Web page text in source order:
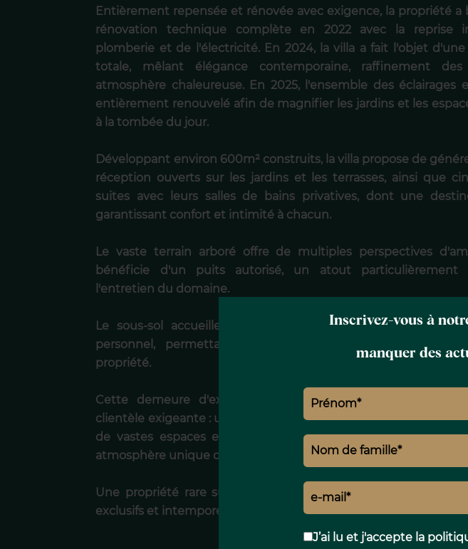
Inscrivez-vous à
manquer des
J’ai lu et j'accepte la
Entièrement repensée et rénovée avec exigence, la propriété
rénovation technique complète en 2022 avec la reprise
plomberie et de l'électricité. En 2024, la villa a fait l'objet
totale, mêlant élégance contemporaine, raffinement
atmosphère chaleureuse. En 2025, l'ensemble des éclairages
entièrement renouvelé afin de magnifier les jardins et les
à la tombée du jour.
Développant environ 600m² construits, la villa propose de
réception ouverts sur les jardins et les terrasses, ainsi que
suites avec leurs salles de bains privatives, dont une
garantissant confort et intimité à chacun.
Le vaste terrain arboré offre de multiples perspectives
bénéficie d'un puits autorisé, un atout particulièrement
l'entretien du domaine.
Le sous-sol accueille un garage ainsi que des
personnel, permettant une organisation discrète et
propriété.
Cette demeure d'exception réunit tous les attributs
clientèle exigeante : une localisation privilégiée, une vue
de vastes espaces extérieurs, des prestations entièrement
atmosphère unique où le luxe s'exprime avec élégance et
Une propriété rare sur le marché marrakchi, destinée aux
exclusifs et intemporels.